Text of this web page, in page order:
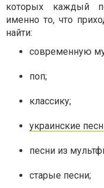
которых каждый
именно то, что
найти:
современную
поп;
классику;
украинские
песни из
старые песни;